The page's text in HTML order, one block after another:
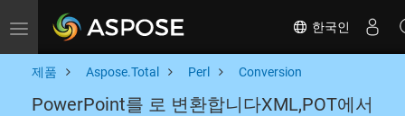
Toggle navigation 한국인
제품 Aspose.Total Perl Conversion
PowerPoint를 로 변환합니다XML,POT에서